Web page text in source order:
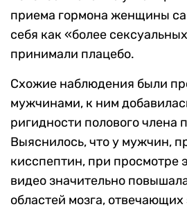
приема гормона женщины
себя как «более
принимали плацебо.
Схожие наблюдения были
мужчинами, к ним
ригидности полового члена
Выяснилось, что у мужчин,
кисспептин, при просмотре
видео значительно
областей мозга, отвечающих